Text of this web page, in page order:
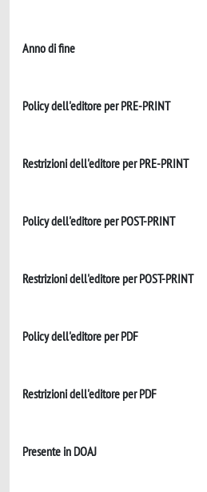
Anno di fine
Policy dell'editore per PRE-PRINT
Restrizioni dell'editore per PRE-PRINT
Policy dell'editore per POST-PRINT
Restrizioni dell'editore per POST-PRINT
Policy dell'editore per PDF
Restrizioni dell'editore per PDF
Presente in DOAJ